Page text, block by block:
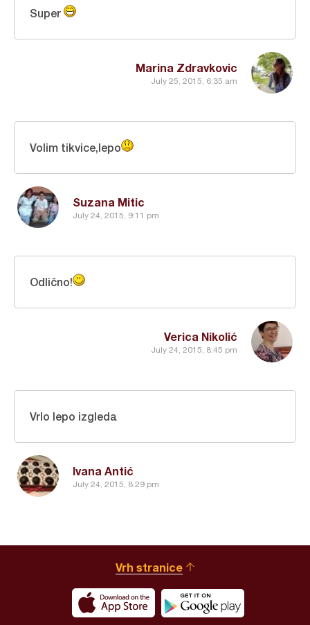
Marina Zdravkovic
July 25, 2015, 6:35 am
Super
Suzana Mitic
July 24, 2015, 9:11 pm
Volim tikvice,lepo
Verica Nikolić
July 24, 2015, 8:45 pm
Odlično!
Ivana Antić
July 24, 2015, 8:29 pm
Vrlo lepo izgleda
Vrh stranice